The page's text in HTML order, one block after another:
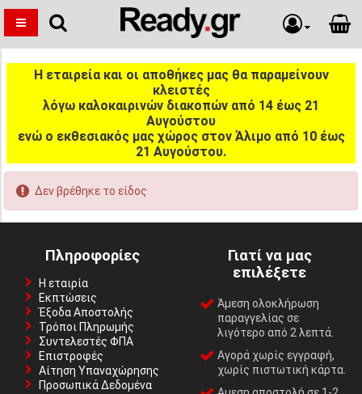
Η εταιρεία και οι αποθήκες μας θα παραμείνουν
κλειστές
λόγω καλοκαιρινών διακοπών από 14 έως 21
Αυγούστου
ενώ ο εκθεσιακός μας χώρος στον Άλιμο από 10 έως
21 Αυγούστου.
Δεν βρέθηκε το είδος
Πληροφορίες
Η εταιρία
Εκπτώσεις
Έξοδα Αποστολής
Τρόποι Πληρωμής
Συντελεστές ΦΠΑ
Επιστροφές
Αίτηση Υπαναχώρησης
Προσωπικά Δεδομένα
Γιατί να μας
επιλέξετε
Άμεση ολοκλήρωση
παραγγελίας σε
λιγότερο από 2 λεπτά.
Αγορά χωρίς εγγραφή,
χωρίς πιστωτική κάρτα.